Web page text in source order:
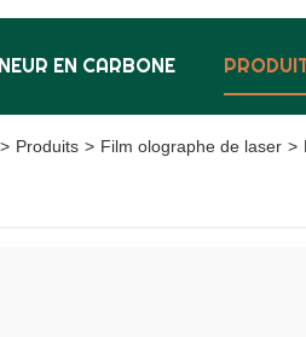
EN CARBONE
> Produits > Film olographe de laser >